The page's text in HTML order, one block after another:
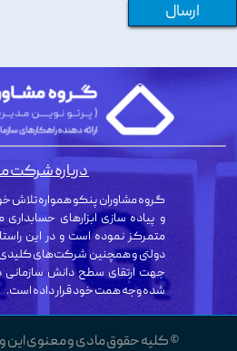
ارسال
© کلیه حقوق مادی و معنوی این
گروه مشاوران پنکو همواره تلاش
و پیاده سازی ابزارهای
متمرکز نموده است و در این
دولتی و همچنین شرکت‌های
جهت ارتقای سطح دانش سازمانی
شده وجه همت خود قرار داده است.
درباره شرکت